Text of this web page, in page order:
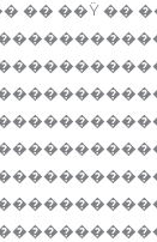
�� ��Ÿ ��